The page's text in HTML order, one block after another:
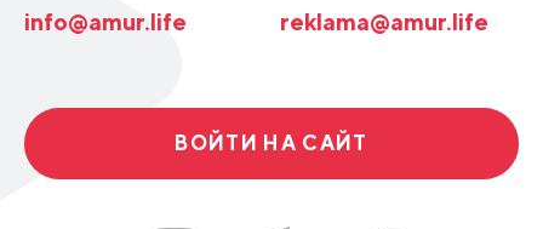
info@amur.life reklama@amur.life
ВОЙТИ НА САЙТ